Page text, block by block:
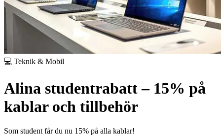
💻 Teknik & Mobil
Alina studentrabatt – 15% på
kablar och tillbehör
Som student får du nu 15% på alla kablar!